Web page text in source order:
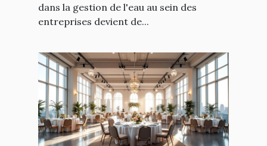
dans la gestion de l'eau au sein des
entreprises devient de...